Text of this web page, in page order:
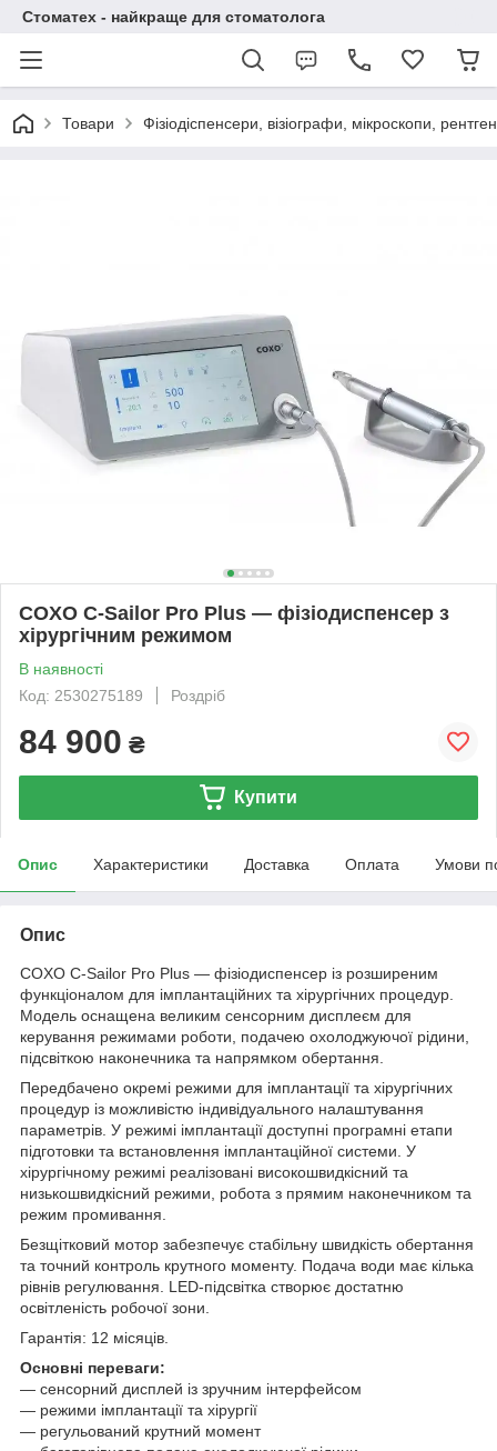
Стоматех - найкраще для стоматолога
Товари Фізіодіспенсери, візіографи, мікроскопи,
COXO C-Sailor Pro Plus — фізіодиспенсер з
хірургічним режимом
В наявності
Код: 2530275189
Роздріб
84 900 ₴
Купити
Опис Характеристики Доставка Оплата Умови
Опис
COXO C-Sailor Pro Plus — фізіодиспенсер із розширеним
функціоналом для імплантаційних та хірургічних процедур.
Модель оснащена великим сенсорним дисплеєм для
керування режимами роботи, подачею охолоджуючої рідини,
підсвіткою наконечника та напрямком обертання.
Передбачено окремі режими для імплантації та хірургічних
процедур із можливістю індивідуального налаштування
параметрів. У режимі імплантації доступні програмні етапи
підготовки та встановлення імплантаційної системи. У
хірургічному режимі реалізовані високошвидкісний та
низькошвидкісний режими, робота з прямим наконечником та
режим промивання.
Безщітковий мотор забезпечує стабільну швидкість обертання
та точний контроль крутного моменту. Подача води має кілька
рівнів регулювання. LED-підсвітка створює достатню
освітленість робочої зони.
Гарантія: 12 місяців.
Основні переваги:
— сенсорний дисплей із зручним інтерфейсом
— режими імплантації та хірургії
— регульований крутний момент